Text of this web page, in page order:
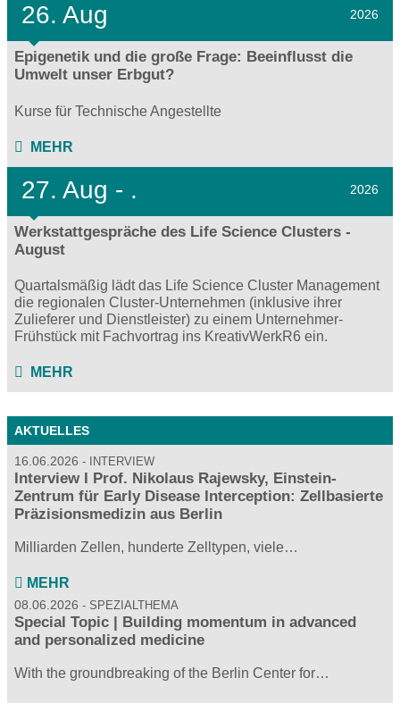
26. Aug 2026
Epigenetik und die große Frage: Beeinflusst die
Umwelt unser Erbgut?
Kurse für Technische Angestellte
MEHR
27. Aug - . 2026
Werkstattgespräche des Life Science Clusters -
August
Quartalsmäßig lädt das Life Science Cluster Management
die regionalen Cluster-Unternehmen (inklusive ihrer
Zulieferer und Dienstleister) zu einem Unternehmer-
Frühstück mit Fachvortrag ins KreativWerkR6 ein.
MEHR
AKTUELLES
16.06.2026 INTERVIEW
Interview I Prof. Nikolaus Rajewsky, Einstein-
Zentrum für Early Disease Interception: Zellbasierte
Präzisionsmedizin aus Berlin
Milliarden Zellen, hunderte Zelltypen, viele…
MEHR
08.06.2026 SPEZIALTHEMA
Special Topic | Building momentum in advanced
and personalized medicine
With the groundbreaking of the Berlin Center for…